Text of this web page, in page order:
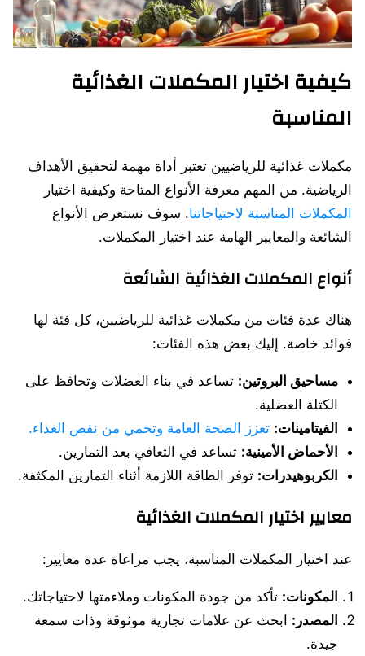
كيفية اختيار المكملات الغذائية
المناسبة
مكملات غذائية للرياضيين تعتبر أداة مهمة لتحقيق الأهداف
الرياضية. من المهم معرفة الأنواع المتاحة وكيفية اختيار
المكملات المناسبة لاحتياجاتنا. سوف نستعرض الأنواع
الشائعة والمعايير الهامة عند اختيار المكملات.
أنواع المكملات الغذائية الشائعة
هناك عدة فئات من مكملات غذائية للرياضيين، كل فئة لها
فوائد خاصة. إليك بعض هذه الفئات:
مساحيق البروتين: تساعد في بناء العضلات وتحافظ على
الكتلة العضلية.
الفيتامينات: تعزز الصحة العامة وتحمي من نقص الغذاء.
الأحماض الأمينية: تساعد في التعافي بعد التمارين.
الكربوهيدرات: توفر الطاقة اللازمة أثناء التمارين المكثفة.
معايير اختيار المكملات الغذائية
عند اختيار المكملات المناسبة، يجب مراعاة عدة معايير:
المكونات: تأكد من جودة المكونات وملاءمتها لاحتياجاتك.
المصدر: ابحث عن علامات تجارية موثوقة وذات سمعة
جيدة.